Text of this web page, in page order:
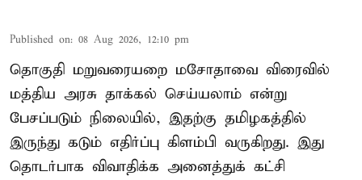
Published on: 08 Aug 2026, 12:10 pm
தொகுதி மறுவரையறை மசோதாவை விரைவில்
மத்திய அரசு தாக்கல் செய்யலாம் என்று
பேசப்படும் நிலையில், இதற்கு தமிழகத்தில்
இருந்து கடும் எதிர்ப்பு கிளம்பி வருகிறது. இது
தொடர்பாக விவாதிக்க அனைத்துக் கட்சி